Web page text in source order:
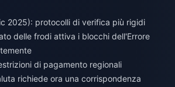
2025): protocolli di verifica più rigidi
delle frodi attiva i blocchi dell'Errore
di pagamento regionali
richiede ora una corrispondenza